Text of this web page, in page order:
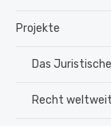
Projekte
Das
Recht weltweit